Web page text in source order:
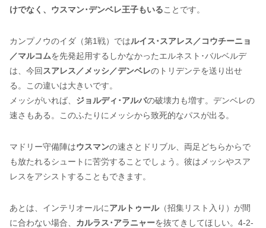
けでなく、ウスマン･デンベレ王子もいることです。
カンプノウのイダ（第1戦）ではルイス･スアレス／コウチーニョ
／マルコムを先発起用するしかなかったエルネスト･バルベルデ
は、今回 スアレス／メッシ／デンベレのトリデンテを送り出せ
る。この違いは大きいです。
メッシがいれば、 ジョルディ･アルバの破壊力も増す。デンベレの
速さもある。このふたりにメッシから致死的なパスが出る。
マドリー守備陣はウスマンの速さとドリブル、両足どちらからで
も放たれるシュートに苦労することでしょう。彼はメッシやスア
レスをアシストすることもできます。
あとは、インテリオールにアルトゥール（招集リスト入り）が間
に合わない場合、 カルラス･アラニャーを抜てきしてほしい。4-2-